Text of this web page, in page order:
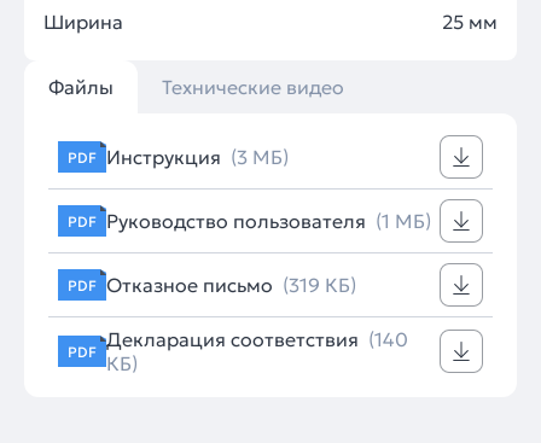
Ширина 25 мм
Файлы Технические видео
PDF Инструкция (3 МБ)
PDF Руководство пользователя (1 МБ)
PDF Отказное письмо (319 КБ)
PDF Декларация соответствия (140
КБ)